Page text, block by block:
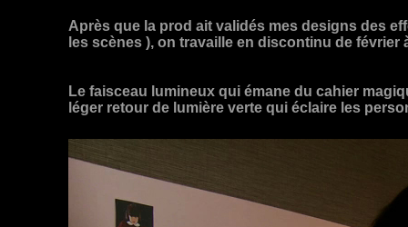
Après que la prod ait validés mes designs des
les scènes ), on travaille en discontinu de février
Le faisceau lumineux qui émane du cahier
léger retour de lumière verte qui éclaire les